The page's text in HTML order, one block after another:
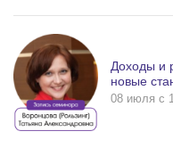
Доходы и
новые
08 июля c